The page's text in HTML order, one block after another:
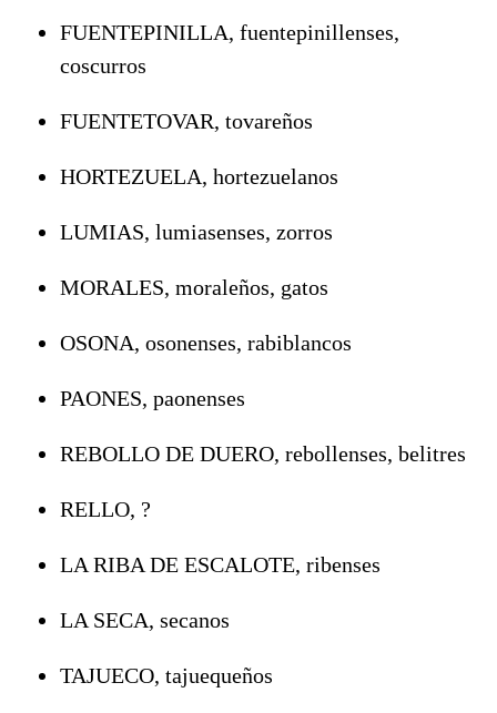
FUENTEPINILLA, fuentepinillenses,
coscurros
FUENTETOVAR, tovareños
HORTEZUELA, hortezuelanos
LUMIAS, lumiasenses, zorros
MORALES, moraleños, gatos
OSONA, osonenses, rabiblancos
PAONES, paonenses
REBOLLO DE DUERO, rebollenses, belitres
RELLO, ?
LA RIBA DE ESCALOTE, ribenses
LA SECA, secanos
TAJUECO, tajuequeños